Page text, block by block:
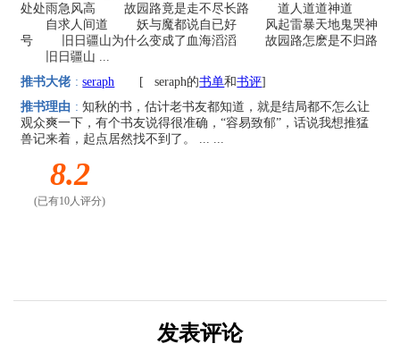
处处雨急风高 故园路竟是走不尽长路 道人道道神道
自求人间道 妖与魔都说自已好 风起雷暴天地鬼哭神
号 旧日疆山为什么变成了血海滔滔 故园路怎麽是不归路
旧日疆山 ...
推书大佬 : seraph [ seraph的书单和书评]
推书理由 : 知秋的书，估计老书友都知道，就是结局都不怎么让
观众爽一下，有个书友说得很准确，“容易致郁”，话说我想推猛
兽记来着，起点居然找不到了。 ... ...
8.2
(已有10人评分)
发表评论